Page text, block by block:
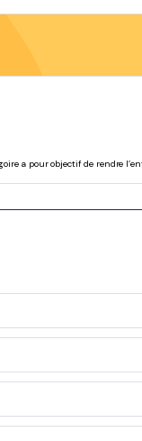
a pour objectif de rendre